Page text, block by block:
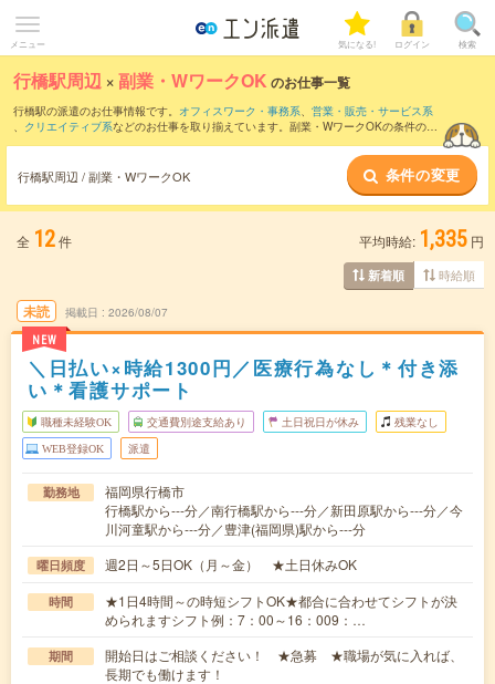
メニュー 気になる! ログイン 検索
行橋駅周辺 ×副業・WワークOK のお仕事一覧
行橋駅の派遣のお仕事情報です。 オフィスワーク・事務系、 営業・販売・サービス系
、 クリエイティブ系などのお仕事を取り揃えています。副業・WワークOKの条件の他
行橋駅周辺 / 副業・WワークOK 条件の変更
全 12件 平均時給: 1,335 円
新着順 時給順
未読
NEW
掲載日 2026/08/07
＼日払い×時給1300円／医療行為なし＊付き添
い＊看護サポート
職種未経験OK 交通費別途支給あり 土日祝日が休み 残業なし
WEB登録OK 派遣
勤務地
福岡県行橋市
行橋駅から---分／南行橋駅から---分／新田原駅から---分／今
川河童駅から---分／豊津(福岡県)駅から---分
曜日頻度 週2日～5日OK（月～金） ★土日休みOK
時間
★1日4時間～の時短シフトOK★都合に合わせてシフトが決
められますシフト例：7：00～16：009：…
期間
開始日はご相談ください！ ★急募 ★職場が気に入れば、
長期でも働けます！